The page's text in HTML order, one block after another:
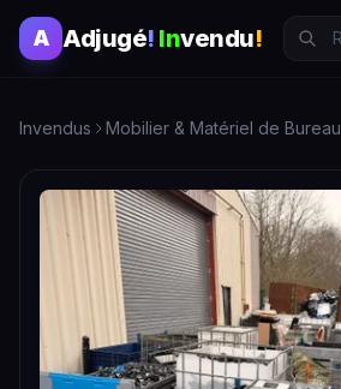
A Adjugé! Invendu!
Invendus Mobilier & Matériel de Bureau